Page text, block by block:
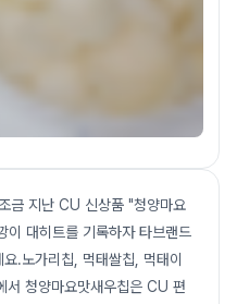
금 지난 CU 신상품 "청양마요
이 대히트를 기록하자 타브랜드
.노가리칩, 먹태쌀칩, 먹태이
서 청양마요맛새우칩은 CU 편